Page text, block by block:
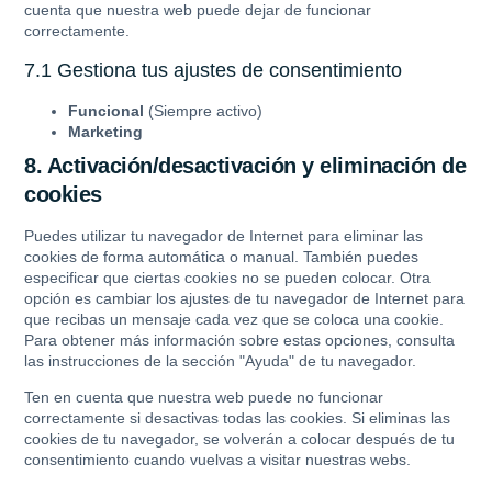
cuenta que nuestra web puede dejar de funcionar
correctamente.
7.1 Gestiona tus ajustes de consentimiento
Funcional (Siempre activo)
Marketing
8. Activación/desactivación y eliminación de
cookies
Puedes utilizar tu navegador de Internet para eliminar las
cookies de forma automática o manual. También puedes
especificar que ciertas cookies no se pueden colocar. Otra
opción es cambiar los ajustes de tu navegador de Internet para
que recibas un mensaje cada vez que se coloca una cookie.
Para obtener más información sobre estas opciones, consulta
las instrucciones de la sección "Ayuda" de tu navegador.
Ten en cuenta que nuestra web puede no funcionar
correctamente si desactivas todas las cookies. Si eliminas las
cookies de tu navegador, se volverán a colocar después de tu
consentimiento cuando vuelvas a visitar nuestras webs.